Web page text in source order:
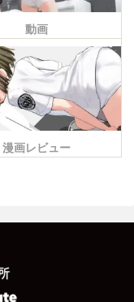
動画
漫画レビュー